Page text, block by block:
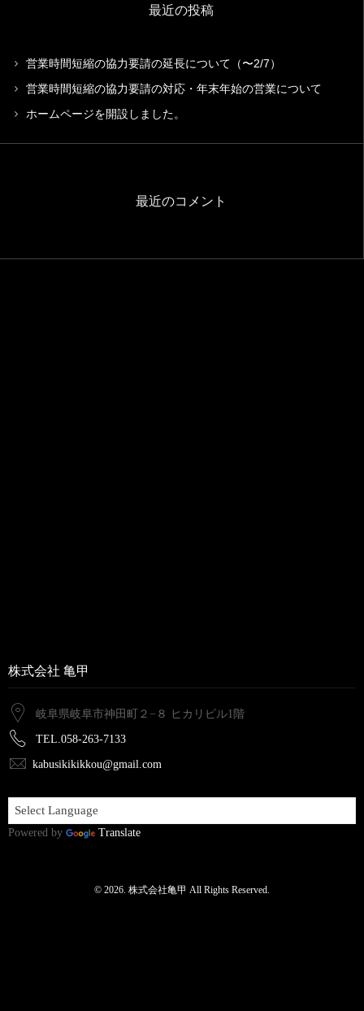
最近の投稿
営業時間短縮の協力要請の延長について（〜2/7）
営業時間短縮の協力要請の対応・年末年始の営業について
ホームページを開設しました。
最近のコメント
株式会社 亀甲
岐阜県岐阜市神田町２−８ ヒカリビル1階
TEL.058-263-7133
kabusikikikkou@gmail.com
Powered by Translate
© 2026. 株式会社亀甲 All Rights Reserved.